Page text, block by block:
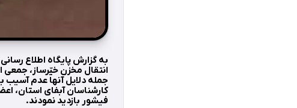
به گزارش پایگاه اطلاع
انتقال مخزن خیّرساز، جمعی
جمله دلایل آنها عدم آسیب
کارشناسان آبفای استان،
فیشور بازدید نمودند.